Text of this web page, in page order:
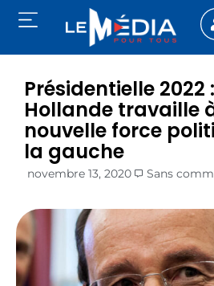
Présidentielle 2022
Hollande travaille
nouvelle force
la gauche
novembre 13, 2020 Sans